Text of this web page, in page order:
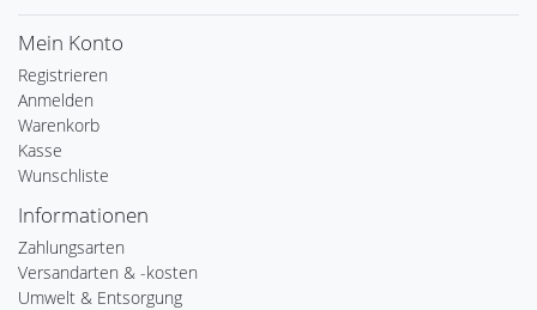
Mein Konto
Registrieren
Anmelden
Warenkorb
Kasse
Wunschliste
Informationen
Zahlungsarten
Versandarten & -kosten
Umwelt & Entsorgung